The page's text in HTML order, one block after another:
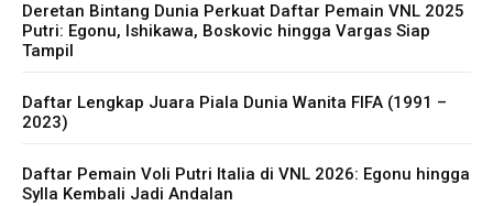
Deretan Bintang Dunia Perkuat Daftar Pemain VNL 2025
Putri: Egonu, Ishikawa, Boskovic hingga Vargas Siap
Tampil
Daftar Lengkap Juara Piala Dunia Wanita FIFA (1991 –
2023)
Daftar Pemain Voli Putri Italia di VNL 2026: Egonu hingga
Sylla Kembali Jadi Andalan